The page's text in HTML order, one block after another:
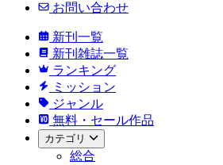
お問い合わせ
新刊一覧
新刊雑誌一覧
ランキング
ミッション
ジャンル
無料・セール作品
カテゴリ
総合